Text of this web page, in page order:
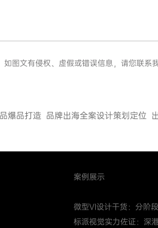
图文有侵权、虚假或错误信息，请您联系
爆品打造 品牌出海全案设计策划定位
案例展示
微型VI设计干货：分阶
标派视觉实力佐证：深